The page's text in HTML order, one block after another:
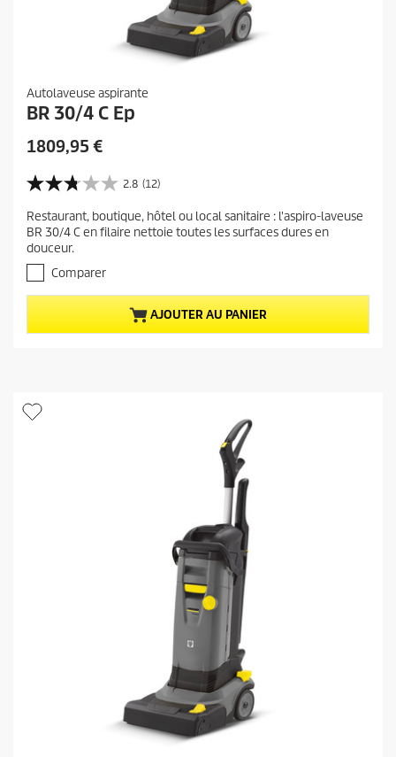
Autolaveuse aspirante
BR 30/4 C Ep
P
i
a
c
t
u
e
l
d
r
o
1809,95 €
2.8 (12)
2
8
s
u
5
é
t
o
.
Restaurant, boutique, hôtel ou local sanitaire : l'aspiro-laveuse
BR 30/4 C en filaire nettoie toutes les surfaces dures en
douceur.
Comparer
AJOUTER AU PANIER